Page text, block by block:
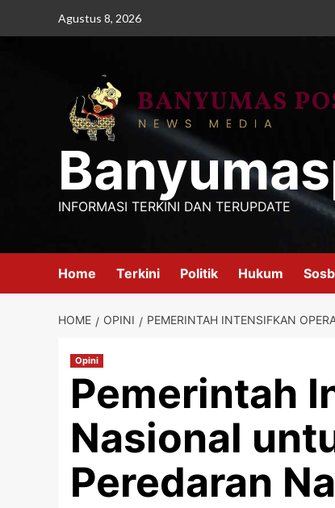
Agustus 8, 2026
INFORMASI TERKINI DAN TERUPDATE
Home Terkini Politik Hukum
HOME OPINI PEMERINTAH INTENSIFKAN
Opini
Pemerintah
Nasional
Peredaran